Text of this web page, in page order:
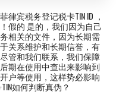
宾税务登记税卡TIN ID ，
假的 是的，我们因为自己
相关的文件，因为长期需
关系维护和长期信誉，有
管和我们联系，我们保障
期在使用中查出来影响到
户等使用，这样势必影响
如何判断真伪？